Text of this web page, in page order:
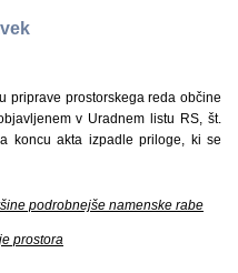
priprave prostorskega reda občine
v Uradnem listu RS, št.
koncu akta izpadle priloge, ki se
podrobnejše namenske rabe
prostora